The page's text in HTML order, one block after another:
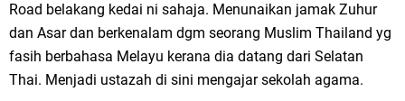
Road belakang kedai ni sahaja. Menunaikan jamak Zuhur
dan Asar dan berkenalam dgm seorang Muslim Thailand yg
fasih berbahasa Melayu kerana dia datang dari Selatan
Thai. Menjadi ustazah di sini mengajar sekolah agama.